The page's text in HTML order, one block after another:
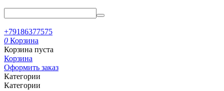
+79186377575
0 Корзина
Корзина пуста
Корзина
Оформить заказ
Категории
Категории